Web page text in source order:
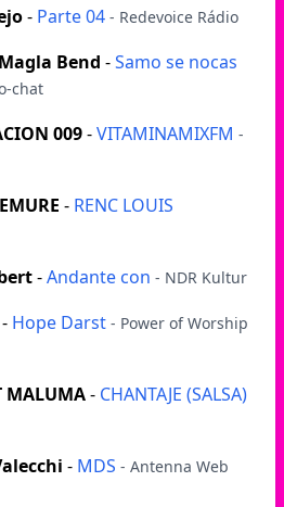
- Parte 04 - Redevoice Rádio
Bend -Samo se nocas
chat
009-VITAMINAMIXFM -
- RENC LOUIS
-Andante con - NDR Kultur
- Hope Darst - Power of Worship
MALUMA- CHANTAJE (SALSA)
- MDS - Antenna Web